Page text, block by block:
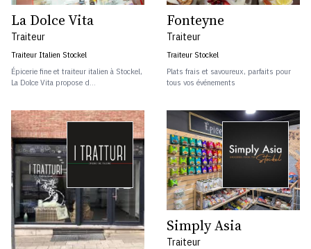
La Dolce Vita
Traiteur
Traiteur Italien Stockel
Épicerie fine et traiteur italien à Stockel,
La Dolce Vita propose d...
Fonteyne
Traiteur
Traiteur Stockel
Plats frais et savoureux, parfaits pour
tous vos événements
Simply Asia
Traiteur